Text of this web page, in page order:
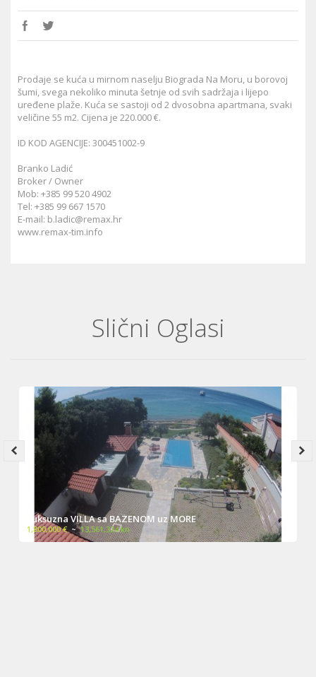
Prodaje se kuća u mirnom naselju Biograda Na Moru, u borovoj
šumi, svega nekoliko minuta šetnje od svih sadržaja i lijepo
uređene plaže. Kuća se sastoji od 2 dvosobna apartmana, svaki
veličine 55 m2. Cijena je 220.000 €.
ID KOD AGENCIJE: 300451002-9
Branko Ladić
Broker / Owner
Mob: +385 99 520 4902
Tel: +385 99 667 1570
E-mail: b.ladic@remax.hr
www.remax-tim.info
Slični Oglasi
Luksuzna VILLA sa BAZENOM uz MORE
1,800,000 € ~ 13,561,324 kn